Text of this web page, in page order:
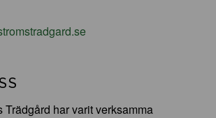
Trädgård har varit verksamma